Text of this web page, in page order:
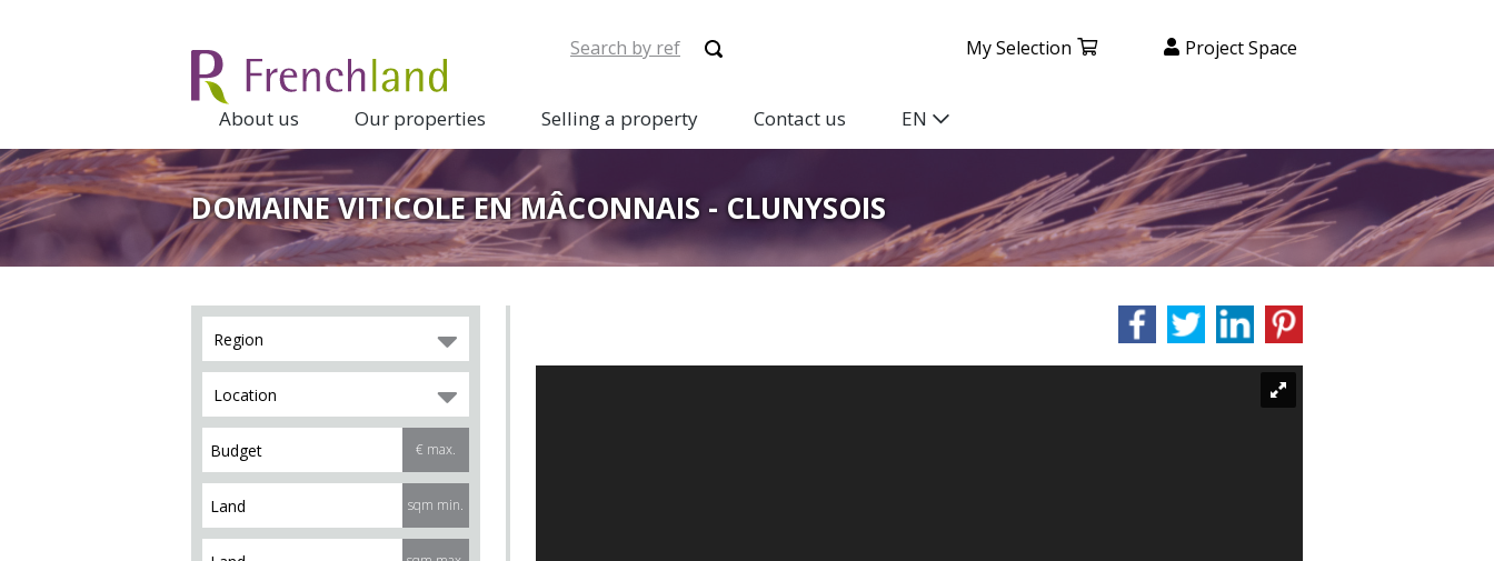
My Selection Project Space
About us Our properties Selling a property Contact us EN
DOMAINE VITICOLE EN MÂCONNAIS - CLUNYSOIS
Region
Location
€ max.
sqm min.